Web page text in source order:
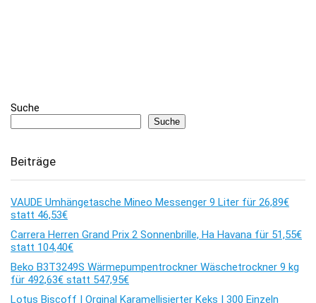
Suche
Suche
Beiträge
VAUDE Umhängetasche Mineo Messenger 9 Liter für 26,89€
statt 46,53€
Carrera Herren Grand Prix 2 Sonnenbrille, Ha Havana für 51,55€
statt 104,40€
Beko B3T3249S Wärmepumpentrockner Wäschetrockner 9 kg
für 492,63€ statt 547,95€
Lotus Biscoff | Orginal Karamellisierter Keks | 300 Einzeln